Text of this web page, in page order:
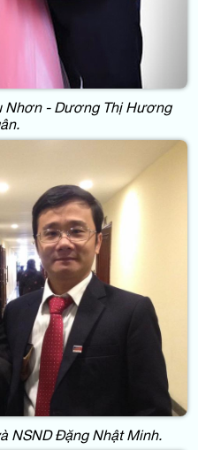
Nhơn - Dương Thị Hương
NSND Đặng Nhật Minh.